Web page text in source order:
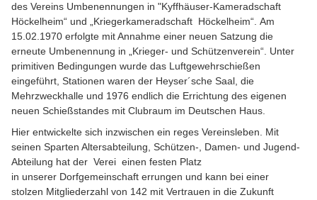
des Vereins Umbenennungen in "Kyffhäuser-Kameradschaft
Höckelheim“ und „Kriegerkameradschaft Höckelheim“. Am
15.02.1970 erfolgte mit Annahme einer neuen Satzung die
erneute Umbenennung in „Krieger- und Schützenverein“. Unter
primitiven Bedingungen wurde das Luftgewehrschießen
eingeführt, Stationen waren der Heyser´sche Saal, die
Mehrzweckhalle und 1976 endlich die Errichtung des eigenen
neuen Schießstandes mit Clubraum im Deutschen Haus.
Hier entwickelte sich inzwischen ein reges Vereinsleben. Mit
seinen Sparten Altersabteilung, Schützen-, Damen- und Jugend-
Abteilung hat der Verei einen festen Platz
in unserer Dorfgemeinschaft errungen und kann bei einer
stolzen Mitgliederzahl von 142 mit Vertrauen in die Zukunft